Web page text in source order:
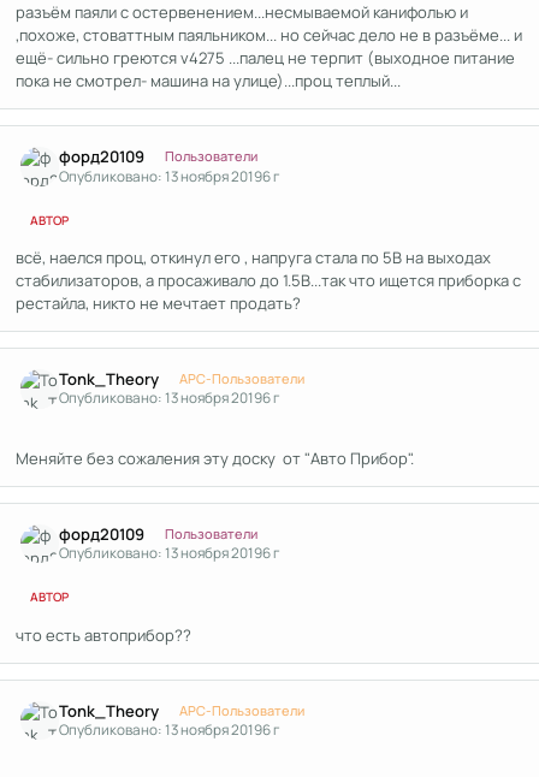
разъём паяли с остервенением...несмываемой канифолью и
,похоже, стоваттным паяльником... но сейчас дело не в разъёме... и
ещё- сильно греются v4275 ...палец не терпит (выходное питание
пока не смотрел- машина на улице)...проц теплый...
форд20109 Пользователи
Опубликовано:13 ноября 20196 г
АВТОР
всё, наелся проц, откинул его , напруга стала по 5В на выходах
стабилизаторов, а просаживало до 1.5В...так что ищется приборка с
рестайла, никто не мечтает продать?
Tonk_Theory APC-Пользователи
Опубликовано:13 ноября 20196 г
Меняйте без сожаления эту доску от "Авто Прибор".
форд20109 Пользователи
Опубликовано:13 ноября 20196 г
АВТОР
что есть автоприбор??
Tonk_Theory APC-Пользователи
Опубликовано:13 ноября 20196 г